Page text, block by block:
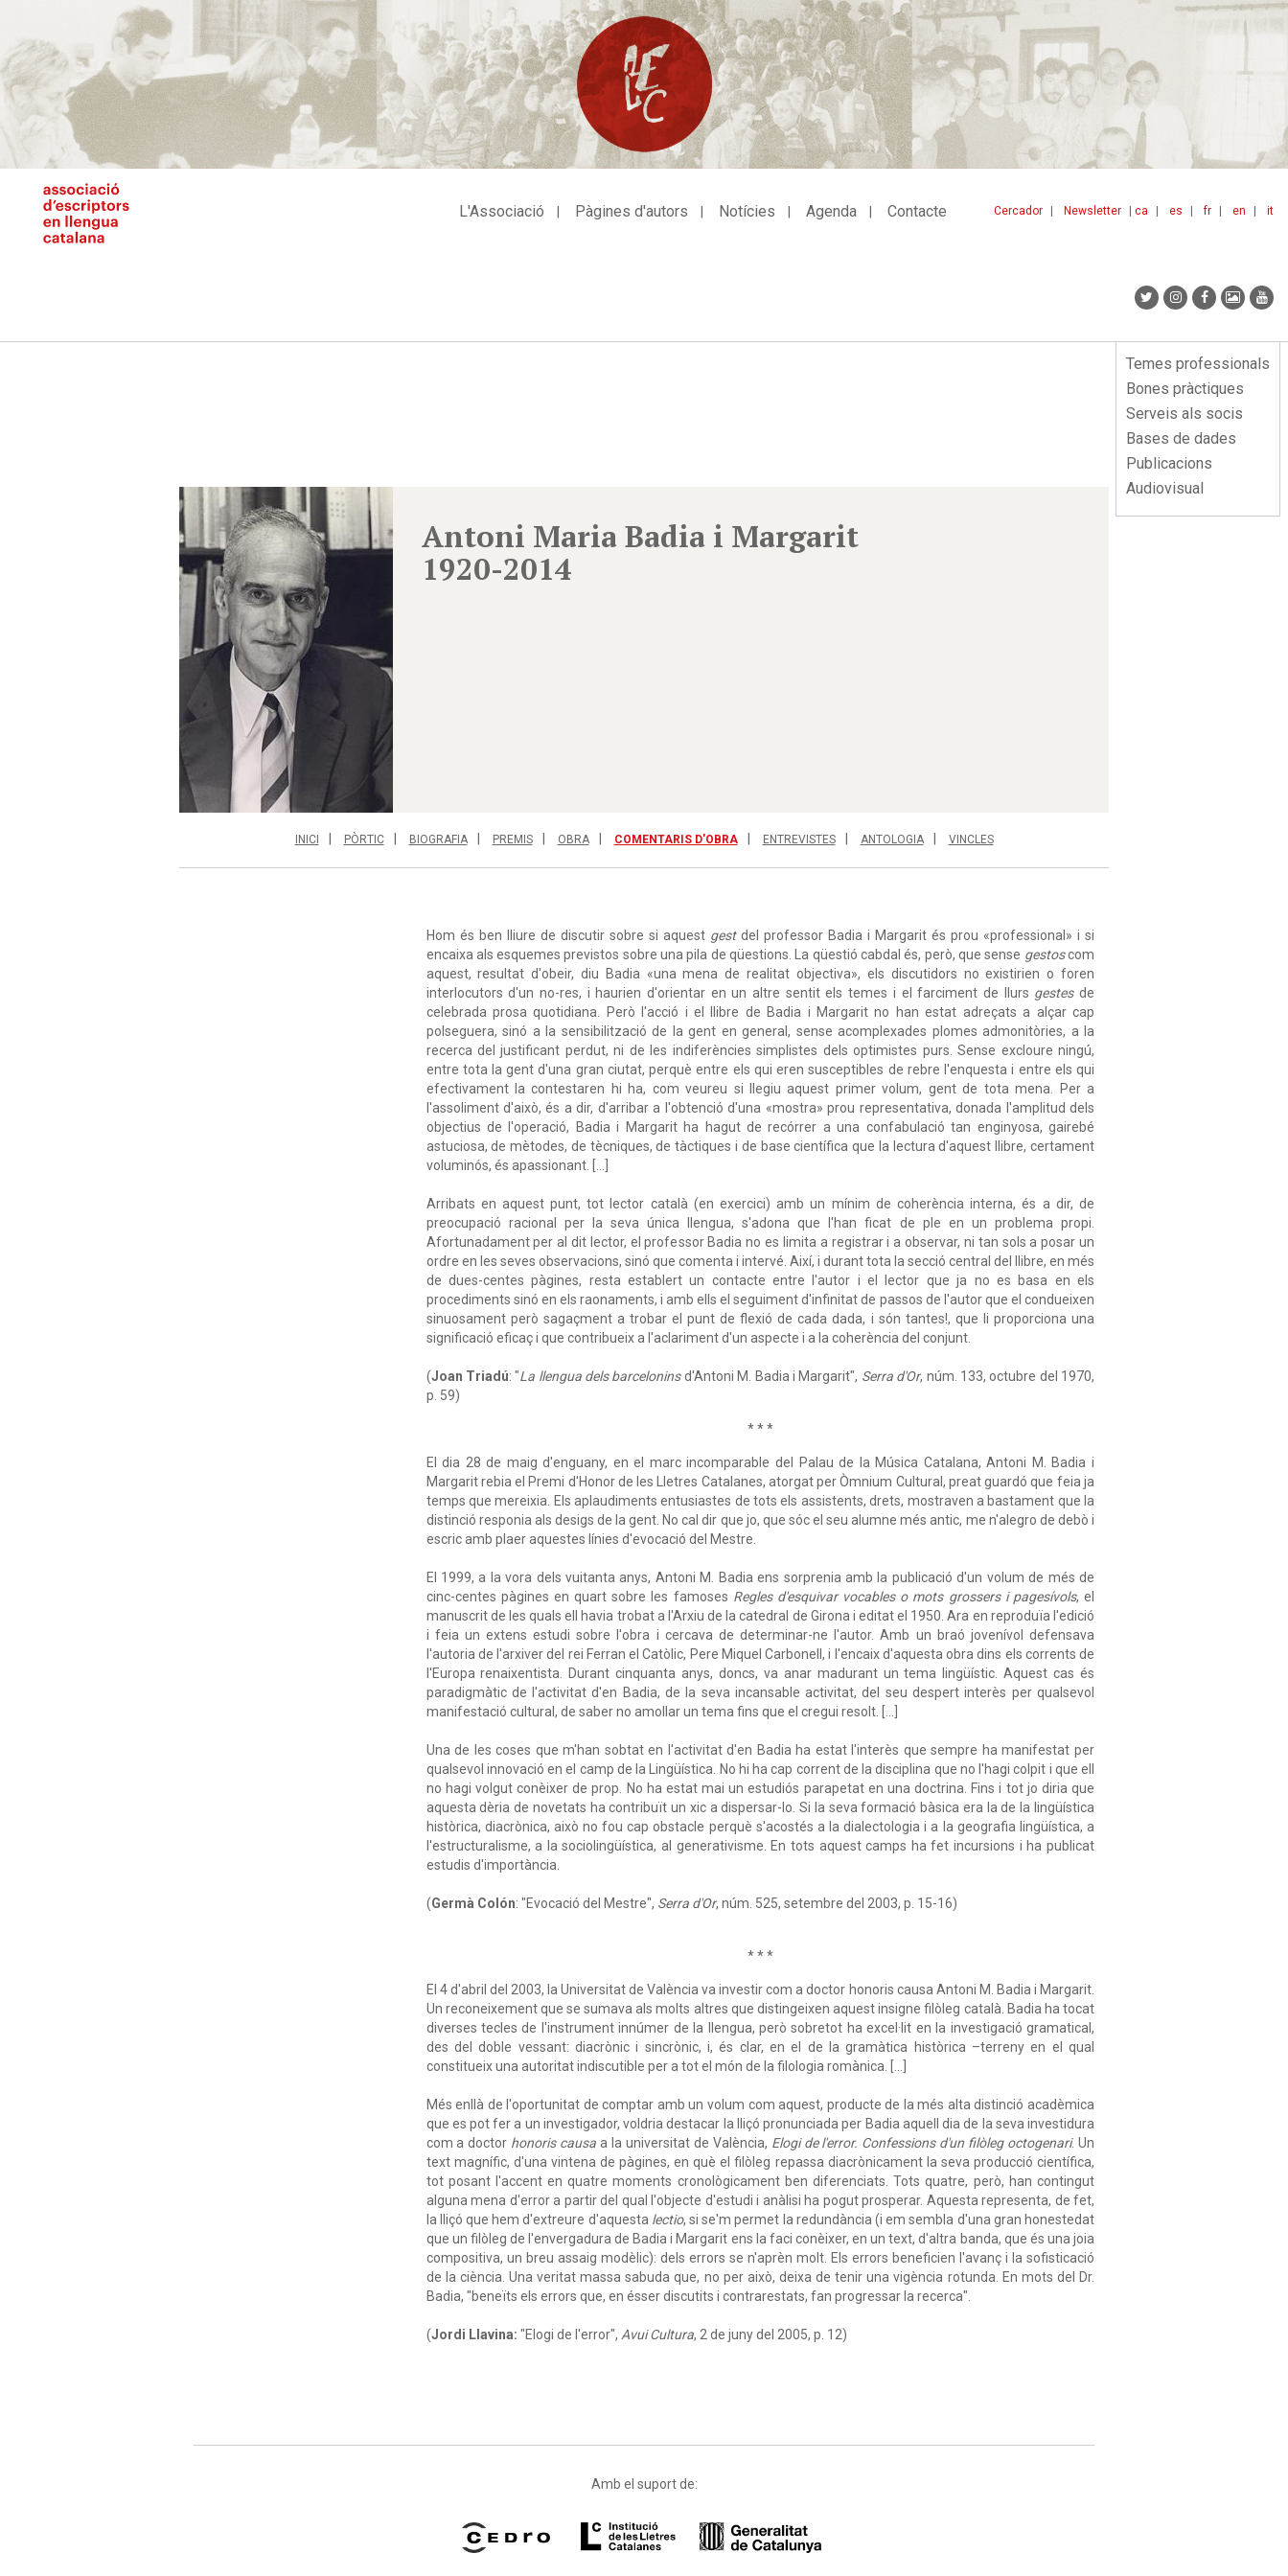
contingut
ca es fr en it
Cercador Newsletter
L'Associació Pàgines d'autors Notícies Agenda Contacte
Menu
lateral
Temes professionals
Bones pràctiques
Serveis als socis
Bases de dades
Publicacions
Audiovisual
Antoni Maria Badia i Margarit
1920-2014
INICI PÒRTIC BIOGRAFIA PREMIS OBRA COMENTARIS D'OBRA ENTREVISTES ANTOLOGIA VINCLES
Hom és ben lliure de discutir sobre si aquest gestdel professor Badia i Margarit és prou «professional» i si
encaixa als esquemes previstos sobre una pila de qüestions. La qüestió cabdal és, però, que sense gestoscom
aquest, resultat d'obeir, diu Badia «una mena de realitat objectiva», els discutidors no existirien o foren
interlocutors d'un no-res, i haurien d'orientar en un altre sentit els temes i el farciment de llurs gestesde
celebrada prosa quotidiana. Però l'acció i el llibre de Badia i Margarit no han estat adreçats a alçar cap
polseguera, sinó a la sensibilització de la gent en general, sense acomplexades plomes admonitòries, a la
recerca del justificant perdut, ni de les indiferències simplistes dels optimistes purs. Sense excloure ningú,
entre tota la gent d'una gran ciutat, perquè entre els qui eren susceptibles de rebre l'enquesta i entre els qui
efectivament la contestaren hi ha, com veureu si llegiu aquest primer volum, gent de tota mena. Per a
l'assoliment d'això, és a dir, d'arribar a l'obtenció d'una «mostra» prou representativa, donada l'amplitud dels
objectius de l'operació, Badia i Margarit ha hagut de recórrer a una confabulació tan enginyosa, gairebé
astuciosa, de mètodes, de tècniques, de tàctiques i de base científica que la lectura d'aquest llibre, certament
voluminós, és apassionant. […]
Arribats en aquest punt, tot lector català (en exercici) amb un mínim de coherència interna, és a dir, de
preocupació racional per la seva única llengua, s'adona que l'han ficat de ple en un problema propi.
Afortunadament per al dit lector, el professor Badia no es limita a registrar i a observar, ni tan sols a posar un
ordre en les seves observacions, sinó que comenta i intervé. Així, i durant tota la secció central del llibre, en més
de dues-centes pàgines, resta establert un contacte entre l'autor i el lector que ja no es basa en els
procediments sinó en els raonaments, i amb ells el seguiment d'infinitat de passos de l'autor que el condueixen
sinuosament però sagaçment a trobar el punt de flexió de cada dada, i són tantes!, que li proporciona una
significació eficaç i que contribueix a l'aclariment d'un aspecte i a la coherència del conjunt.
(Joan Triadú: "La llengua dels barceloninsd'Antoni M. Badia i Margarit", Serra d'Or, núm. 133, octubre del 1970,
p. 59)
* * *
El dia 28 de maig d'enguany, en el marc incomparable del Palau de la Música Catalana, Antoni M. Badia i
Margarit rebia el Premi d'Honor de les Lletres Catalanes, atorgat per Òmnium Cultural, preat guardó que feia ja
temps que mereixia. Els aplaudiments entusiastes de tots els assistents, drets, mostraven a bastament que la
distinció responia als desigs de la gent. No cal dir que jo, que sóc el seu alumne més antic, me n'alegro de debò i
escric amb plaer aquestes línies d'evocació del Mestre.
El 1999, a la vora dels vuitanta anys, Antoni M. Badia ens sorprenia amb la publicació d'un volum de més de
cinc-centes pàgines en quart sobre les famoses Regles d'esquivar vocables o mots grossers i pagesívols, el
manuscrit de les quals ell havia trobat a l'Arxiu de la catedral de Girona i editat el 1950. Ara en reproduïa l'edició
i feia un extens estudi sobre l'obra i cercava de determinar-ne l'autor. Amb un braó jovenívol defensava
l'autoria de l'arxiver del rei Ferran el Catòlic, Pere Miquel Carbonell, i l'encaix d'aquesta obra dins els corrents de
l'Europa renaixentista. Durant cinquanta anys, doncs, va anar madurant un tema lingüístic. Aquest cas és
paradigmàtic de l'activitat d'en Badia, de la seva incansable activitat, del seu despert interès per qualsevol
manifestació cultural, de saber no amollar un tema fins que el cregui resolt. […]
Una de les coses que m'han sobtat en l'activitat d'en Badia ha estat l'interès que sempre ha manifestat per
qualsevol innovació en el camp de la Lingüística. No hi ha cap corrent de la disciplina que no l'hagi colpit i que ell
no hagi volgut conèixer de prop. No ha estat mai un estudiós parapetat en una doctrina. Fins i tot jo diria que
aquesta dèria de novetats ha contribuït un xic a dispersar-lo. Si la seva formació bàsica era la de la lingüística
històrica, diacrònica, això no fou cap obstacle perquè s'acostés a la dialectologia i a la geografia lingüística, a
l'estructuralisme, a la sociolingüística, al generativisme. En tots aquest camps ha fet incursions i ha publicat
estudis d'importància.
(Germà Colón: "Evocació del Mestre", Serra d'Or, núm. 525, setembre del 2003, p. 15-16)
* * *
El 4 d'abril del 2003, la Universitat de València va investir com a doctor honoris causa Antoni M. Badia i Margarit.
Un reconeixement que se sumava als molts altres que distingeixen aquest insigne filòleg català. Badia ha tocat
diverses tecles de l'instrument innúmer de la llengua, però sobretot ha excel·lit en la investigació gramatical,
des del doble vessant: diacrònic i sincrònic, i, és clar, en el de la gramàtica històrica –terreny en el qual
constitueix una autoritat indiscutible per a tot el món de la filologia romànica. […]
Més enllà de l'oportunitat de comptar amb un volum com aquest, producte de la més alta distinció acadèmica
que es pot fer a un investigador, voldria destacar la lliçó pronunciada per Badia aquell dia de la seva investidura
com a doctor honoris causa a la universitat de València, Elogi de l'error. Confessions d'un filòleg octogenari. Un
text magnífic, d'una vintena de pàgines, en què el filòleg repassa diacrònicament la seva producció científica,
tot posant l'accent en quatre moments cronològicament ben diferenciats. Tots quatre, però, han contingut
alguna mena d'error a partir del qual l'objecte d'estudi i anàlisi ha pogut prosperar. Aquesta representa, de fet,
la lliçó que hem d'extreure d'aquesta lectio, si se'm permet la redundància (i em sembla d'una gran honestedat
que un filòleg de l'envergadura de Badia i Margarit ens la faci conèixer, en un text, d'altra banda, que és una joia
compositiva, un breu assaig modèlic): dels errors se n'aprèn molt. Els errors beneficien l'avanç i la sofisticació
de la ciència. Una veritat massa sabuda que, no per això, deixa de tenir una vigència rotunda. En mots del Dr.
Badia, "beneïts els errors que, en ésser discutits i contrarestats, fan progressar la recerca".
(Jordi Llavina: "Elogi de l'error", Avui Cultura, 2 de juny del 2005, p. 12)
Amb el suport de: